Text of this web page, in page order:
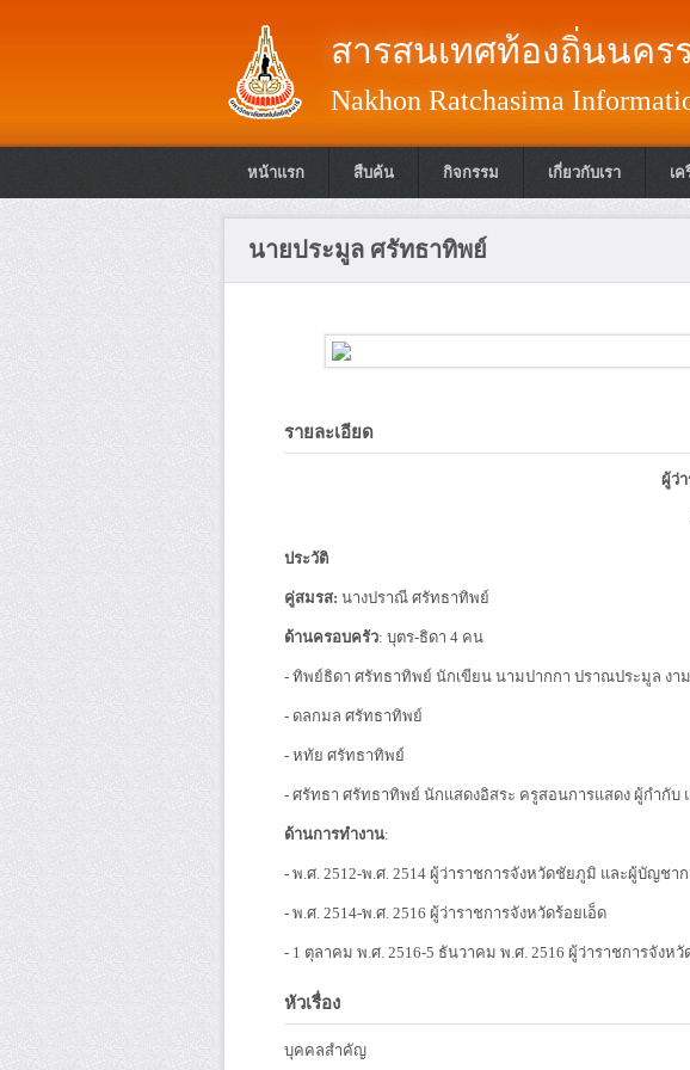
สารสนเทศท้องถิ่นนคร
Nakhon Ratchasima
หน้าแรก สืบค้น กิจกรรม เกี่ยวกับเรา เ
นายประมูล ศรัทธาทิพย์
รายละเอียด
ผู้ว่
ประวัติ
คู่สมรส: นางปราณี ศรัทธาทิพย์
ด้านครอบครัว: บุตร-ธิดา 4 คน
- ทิพย์ธิดา ศรัทธาทิพย์ นักเขียน นามปากกา ปราณประมูล งา
- ดลกมล ศรัทธาทิพย์
- หทัย ศรัทธาทิพย์
- ศรัทธา ศรัทธาทิพย์ นักแสดงอิสระ ครูสอนการแสดง ผู้กำกับ
ด้านการทำงาน:
- พ.ศ. 2512-พ.ศ. 2514 ผู้ว่าราชการจังหวัดชัยภูมิ และผู้บัญชา
- พ.ศ. 2514-พ.ศ. 2516 ผู้ว่าราชการจังหวัดร้อยเอ็ด
- 1 ตุลาคม พ.ศ. 2516-5 ธันวาคม พ.ศ. 2516 ผู้ว่าราชการจังห
หัวเรื่อง
บุคคลสำคัญ